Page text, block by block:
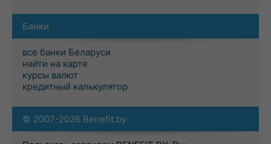
Банки
все банки Беларуси
найти на карте
курсы валют
кредитный калькулятор
© 2007-2026 Benefit.by